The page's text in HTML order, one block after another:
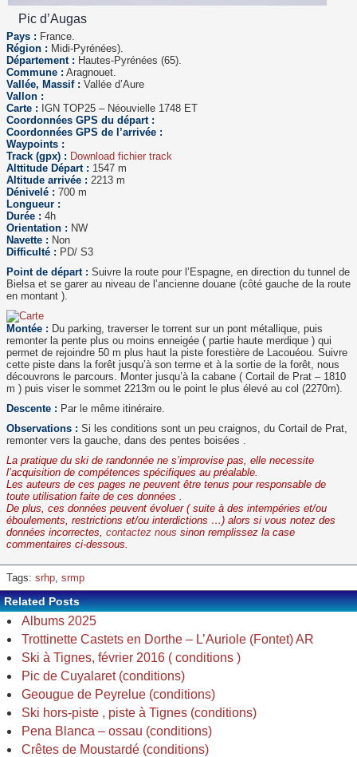
Pic d’Augas
Pays : France.
Région : Midi-Pyrénées).
Département : Hautes-Pyrénées (65).
Commune : Aragnouet.
Vallée, Massif : Vallée d’Aure
Vallon :
Carte : IGN TOP25 – Néouvielle 1748 ET
Coordonnées GPS du départ :
Coordonnées GPS de l’arrivée :
Waypoints :
Track (gpx) : Download fichier track
Alttitude Départ : 1547 m
Altitude arrivée : 2213 m
Dénivelé : 700 m
Longueur :
Durée : 4h
Orientation : NW
Navette : Non
Difficulté : PD/ S3
Point de départ : Suivre la route pour l’Espagne, en direction du tunnel de
Bielsa et se garer au niveau de l’ancienne douane (côté gauche de la route
en montant ).
Montée : Du parking, traverser le torrent sur un pont métallique, puis
remonter la pente plus ou moins enneigée ( partie haute merdique ) qui
permet de rejoindre 50 m plus haut la piste forestière de Lacouéou. Suivre
cette piste dans la forêt jusqu’à son terme et à la sortie de la forêt, nous
découvrons le parcours. Monter jusqu’à la cabane ( Cortail de Prat – 1810
m ) puis viser le sommet 2213m ou le point le plus élevé au col (2270m).
Descente : Par le même itinéraire.
Observations : Si les conditions sont un peu craignos, du Cortail de Prat,
remonter vers la gauche, dans des pentes boisées .
La pratique du ski de randonnée ne s’improvise pas, elle necessite
l’acquisition de compétences spécifiques au préalable.
Les auteurs de ces pages ne peuvent être tenus pour responsable de
toute utilisation faite de ces données .
De plus, ces données peuvent évoluer ( suite à des intempéries et/ou
éboulements, restrictions et/ou interdictions …) alors si vous notez des
données incorrectes, contactez nous sinon remplissez la case
commentaires ci-dessous.
Tags: srhp, srmp
Related Posts
Albums 2025
Trottinette Castets en Dorthe – L’Auriole (Fontet) AR
Ski à Tignes, février 2016 ( conditions )
Pic de Cuyalaret (conditions)
Geougue de Peyrelue (conditions)
Ski hors-piste , piste à Tignes (conditions)
Pena Blanca – ossau (conditions)
Crêtes de Moustardé (conditions)